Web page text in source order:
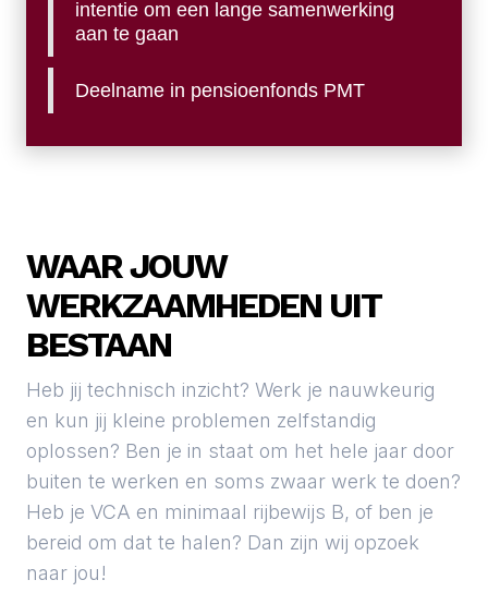
intentie om een lange samenwerking
aan te gaan
Deelname in pensioenfonds PMT
WAAR JOUW
WERKZAAMHEDEN UIT
BESTAAN
Heb jij technisch inzicht? Werk je nauwkeurig
en kun jij kleine problemen zelfstandig
oplossen? Ben je in staat om het hele jaar door
buiten te werken en soms zwaar werk te doen?
Heb je VCA en minimaal rijbewijs B, of ben je
bereid om dat te halen? Dan zijn wij opzoek
naar jou!